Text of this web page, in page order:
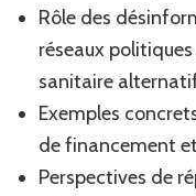
Rôle des
réseaux
sanitaire
Exemples
de financement
Perspectives de